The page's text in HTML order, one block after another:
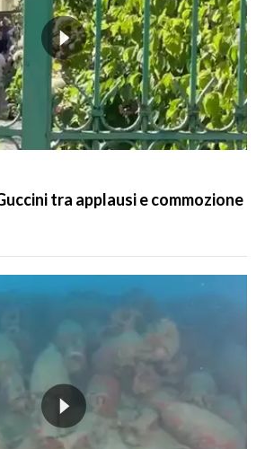
tra applausi e commozione